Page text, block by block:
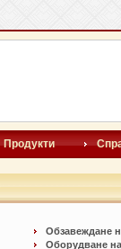
Продукти
Обзавеждане
Оборудване